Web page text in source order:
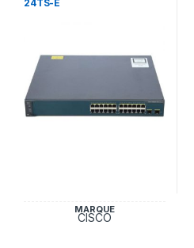
24TS-E
MARQUE
CISCO